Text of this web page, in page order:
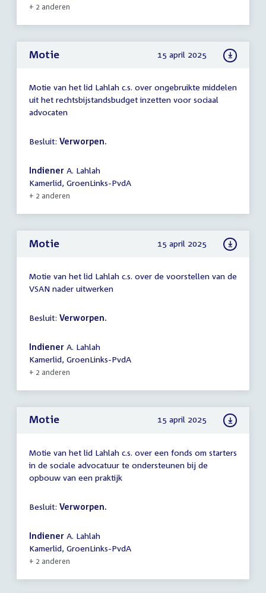
+ 2 anderen
Motie 15 april 2025
Motie van het lid Lahlah c.s. over ongebruikte middelen
uit het rechtsbijstandsbudget inzetten voor sociaal
advocaten
Besluit: Verworpen.
Indiener A. Lahlah
Kamerlid, GroenLinks-PvdA
+ 2 anderen
Motie 15 april 2025
Motie van het lid Lahlah c.s. over de voorstellen van de
VSAN nader uitwerken
Besluit: Verworpen.
Indiener A. Lahlah
Kamerlid, GroenLinks-PvdA
+ 2 anderen
Motie 15 april 2025
Motie van het lid Lahlah c.s. over een fonds om starters
in de sociale advocatuur te ondersteunen bij de
opbouw van een praktijk
Besluit: Verworpen.
Indiener A. Lahlah
Kamerlid, GroenLinks-PvdA
+ 2 anderen